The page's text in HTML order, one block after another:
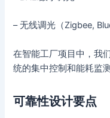
– 无线调光（Zigbee,
在智能工厂项目中，我
统的集中控制和能耗监测
可靠性设计要点